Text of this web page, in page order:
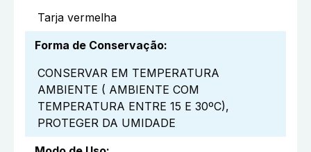
Tarja vermelha
Forma de Conservação:
CONSERVAR EM TEMPERATURA
AMBIENTE ( AMBIENTE COM
TEMPERATURA ENTRE 15 E 30ºC),
PROTEGER DA UMIDADE